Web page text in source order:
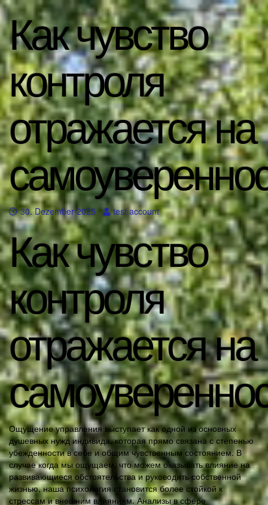
Как чувство
контроля
отражается на
30. Dezember 2025 test account
Как чувство
контроля
отражается на
Ощущение управления выступает как одной из основных
душевных нужд индивида, которая прямо связана с степенью
убежденности в себе и общим чувственным состоянием. В
случае когда мы ощущаем, что можем оказывать влияние на
развивающиеся обстоятельства и руководить собственной
жизнью, наша психология становится более стойкой к
стрессам и внешним влияниям. Анализы в сфере